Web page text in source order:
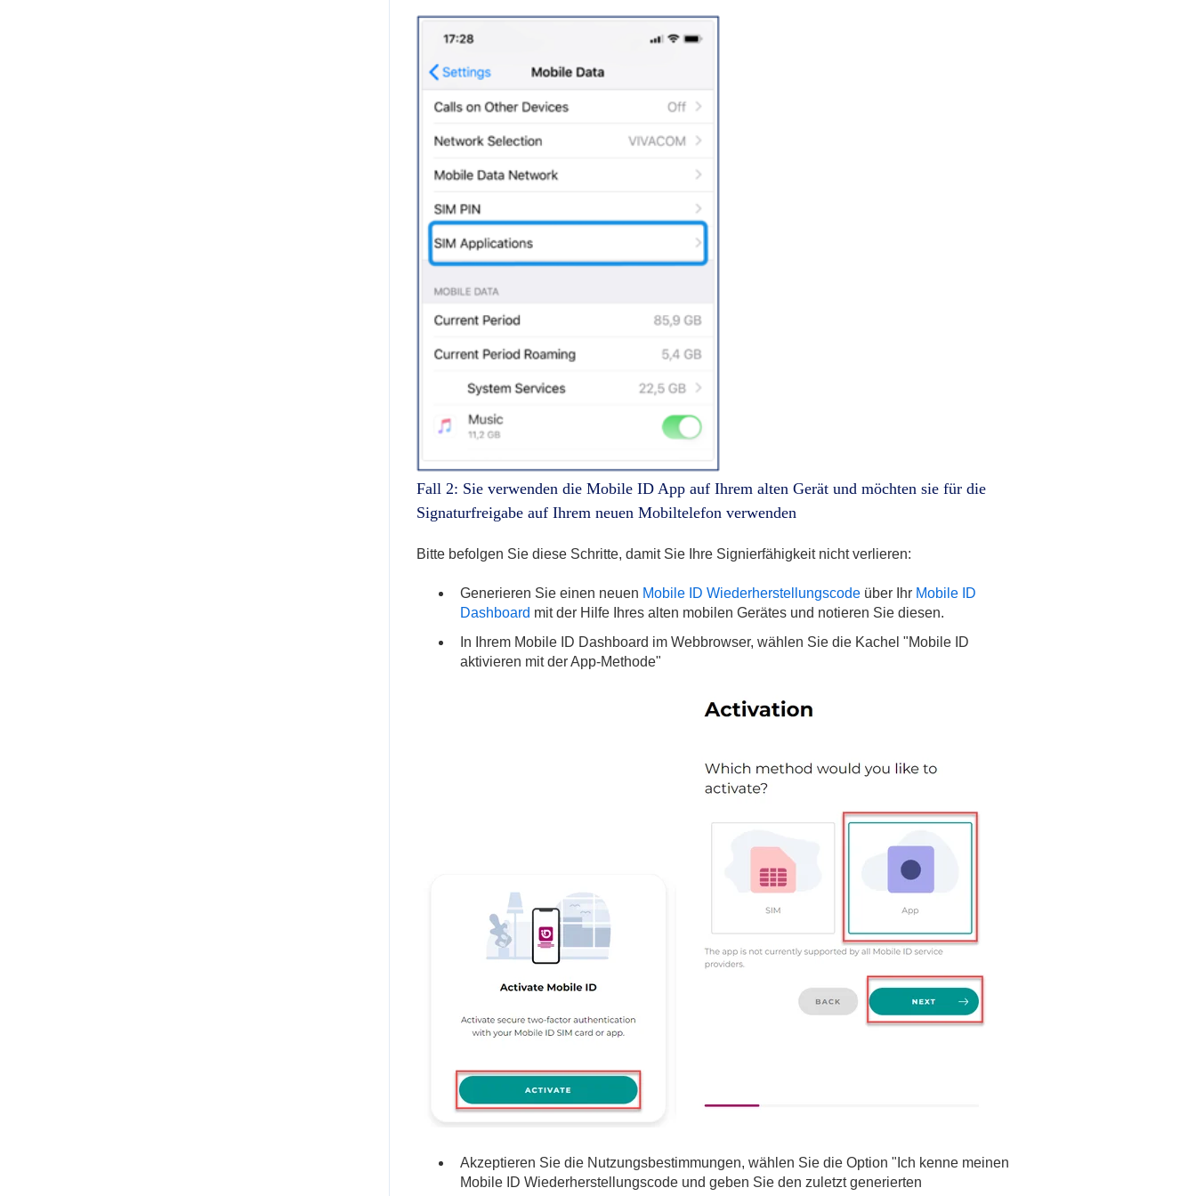
Fall 2: Sie verwenden die Mobile ID App auf Ihrem alten Gerät und möchten sie für die
Signaturfreigabe auf Ihrem neuen Mobiltelefon verwenden
Bitte befolgen Sie diese Schritte, damit Sie Ihre Signierfähigkeit nicht verlieren:
Generieren Sie einen neuen Mobile ID Wiederherstellungscodeüber Ihr Mobile ID
Dashboard mit der Hilfe Ihres alten mobilen Gerätes und notieren Sie diesen.
In Ihrem Mobile ID Dashboard im Webbrowser, wählen Sie die Kachel "Mobile ID
aktivieren mit der App-Methode"
Akzeptieren Sie die Nutzungsbestimmungen, wählen Sie die Option "Ich kenne meinen
Mobile ID Wiederherstellungscode und geben Sie den zuletzt generierten